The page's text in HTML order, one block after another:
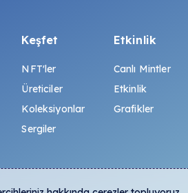
Keşfet
NFT'ler
Üreticiler
Koleksiyonlar
Sergiler
Etkinlik
Canlı Mintler
Etkinlik
Grafikler